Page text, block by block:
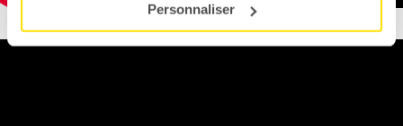
Personnaliser